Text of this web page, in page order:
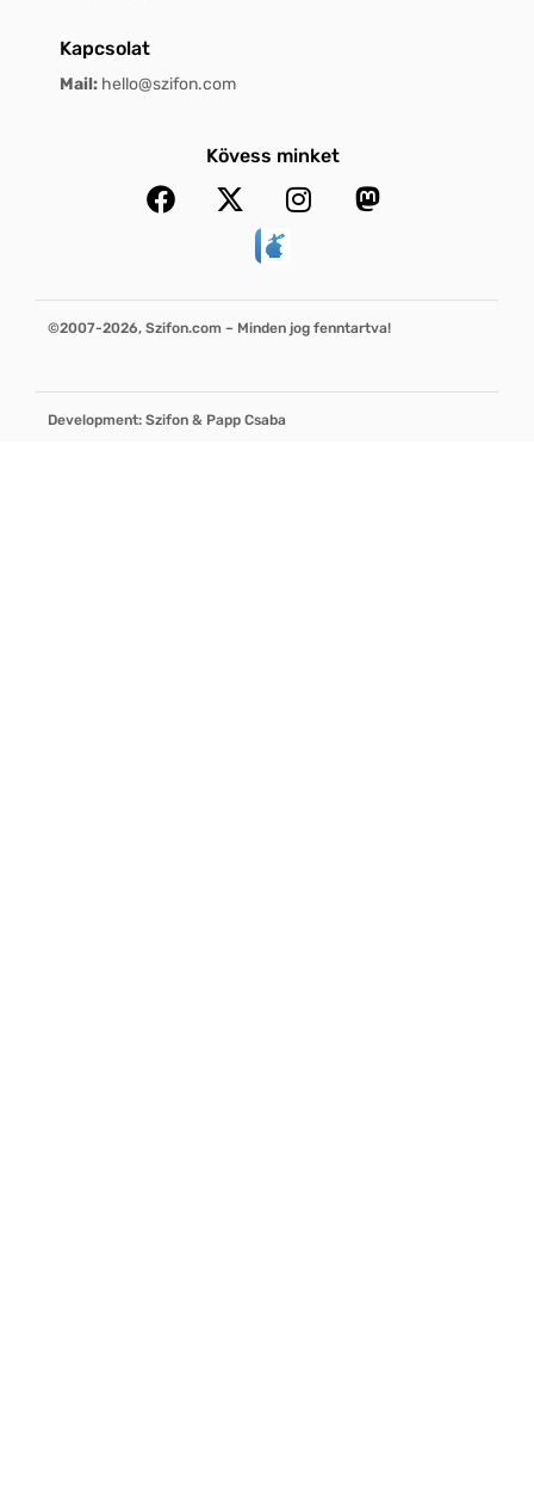
Kapcsolat
Mail: hello@szifon.com
Kövess minket
©2007-2026, Szifon.com – Minden jog fenntartva!
Development: Szifon & Papp Csaba